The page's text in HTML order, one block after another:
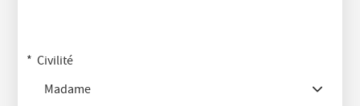
Civilité
Madame